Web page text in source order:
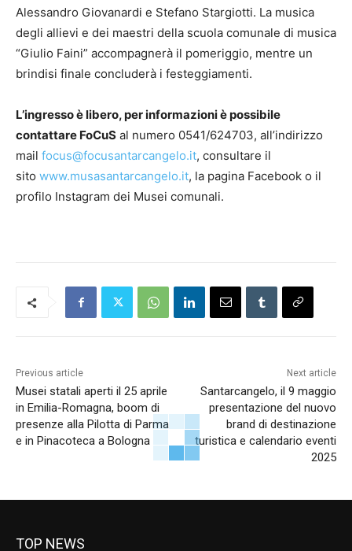
Alessandro Giovanardi e Stefano Stargiotti. La musica
degli allievi e dei maestri della scuola comunale di musica
“Giulio Faini” accompagnerà il pomeriggio, mentre un
brindisi finale concluderà i festeggiamenti.
L’ingresso è libero, per informazioni è possibile
contattare FoCuS al numero 0541/624703, all’indirizzo
mail focus@focusantarcangelo.it, consultare il
sito www.musasantarcangelo.it, la pagina Facebook o il
profilo Instagram dei Musei comunali.
Previous article
Musei statali aperti il 25 aprile
in Emilia-Romagna, boom di
presenze alla Pilotta di Parma
e in Pinacoteca a Bologna
Next article
Santarcangelo, il 9 maggio
presentazione del nuovo
brand di destinazione
turistica e calendario eventi
2025
TOP NEWS